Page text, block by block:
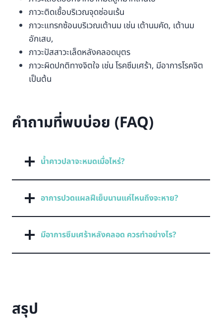
ภาวะติดเชื้อบริเวณจุดซ่อนเร้น
ภาวะแทรกซ้อนบริเวณเต้านม เช่น เต้านมคัด, เต้านม
อักเสบ,
ภาวะปัสสาวะเล็ดหลังคลอดบุตร
ภาวะผิดปกติทางจิตใจ เช่น โรคซึมเศร้า, มีอาการโรคจิต
เป็นต้น
คำถามที่พบบ่อย (FAQ)
น้ำคาวปลาจะหมดเมื่อไหร่?
อาการปวดแผลฝีเย็บนานแค่ไหนถึงจะหาย?
มีอาการซึมเศร้าหลังคลอด ควรทำอย่างไร?
สรุป